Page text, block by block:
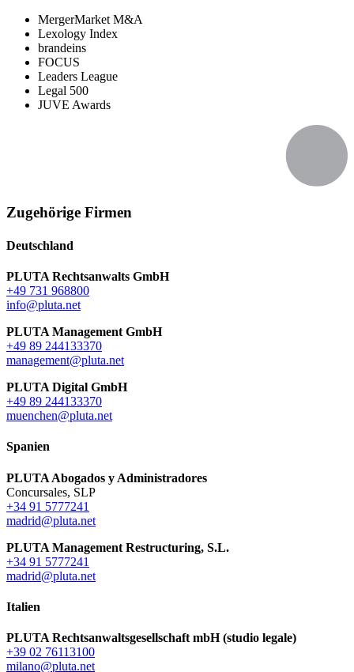
MergerMarket M&A
Lexology Index
brandeins
FOCUS
Leaders League
Legal 500
JUVE Awards
Zugehörige Firmen
Deutschland
PLUTA Rechtsanwalts GmbH
+49 731 968800
info@pluta.net
PLUTA Management GmbH
+49 89 244133370
management@pluta.net
PLUTA Digital GmbH
+49 89 244133370
muenchen@pluta.net
Spanien
PLUTA Abogados y Administradores
Concursales, SLP
+34 91 5777241
madrid@pluta.net
PLUTA Management Restructuring, S.L.
+34 91 5777241
madrid@pluta.net
Italien
PLUTA Rechtsanwaltsgesellschaft mbH (studio legale)
+39 02 76113100
milano@pluta.net